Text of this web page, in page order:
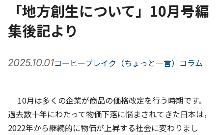
「地方創生について」10月号編
集後記より
2025.10.01コーヒーブレイク（ちょっと一言） コラム
10月は多くの企業が商品の価格改定を行う時期です。
過去数十年にわたって物価下落に悩まされてきた日本は，
2022年から継続的に物価が上昇する社会に変わりまし